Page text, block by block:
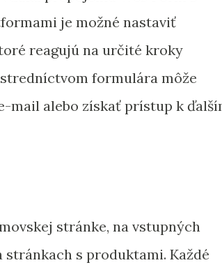
je možné nastaviť
reagujú na určité kroky
formulára môže
mail alebo získať prístup k
stránke, na vstupných
stránkach s produktami. Každé